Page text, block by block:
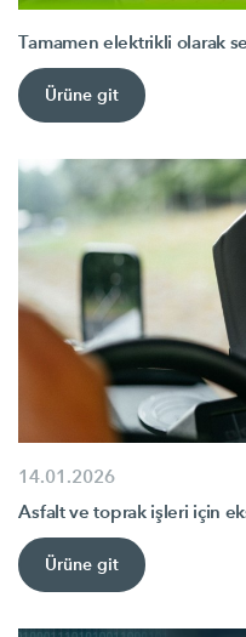
Tamamen elektrikli olarak
Ürüne git
14.01.2026
Asfalt ve toprak işleri için
Ürüne git